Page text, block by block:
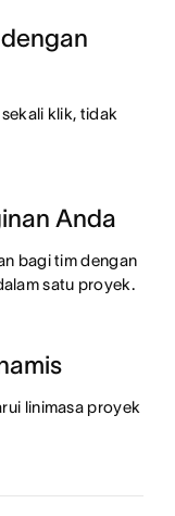
klik, tidak
Anda
bagi tim dengan
satu proyek.
linimasa proyek